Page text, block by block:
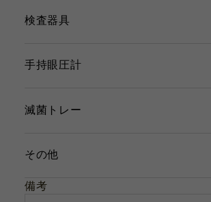
検査器具
手持眼圧計
滅菌トレー
その他
備考